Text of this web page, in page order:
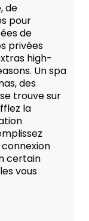
de
pour
de
privées
high-
Un spa
des
trouve sur
la
certain
vous